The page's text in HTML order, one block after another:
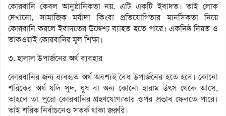
কোরবানি কেবল আনুষ্ঠানিকতা নয়, এটি একটি ইবাদত। তাই লোক
দেখানো, সামাজিক মর্যাদা কিংবা প্রতিযোগিতার মানসিকতা নিয়ে
কোরবানি করলে ইবাদতের উদ্দেশ্য ব্যাহত হতে পারে। একনিষ্ঠ নিয়ত ও
তাকওয়াই কোরবানির মূল শিক্ষা।
৩. হালাল উপার্জনের অর্থ ব্যবহার
কোরবানির জন্য ব্যবহৃত অর্থ অবশ্যই বৈধ উপার্জনের হতে হবে। কোনো
শরিকের অর্থ যদি সুদ, ঘুষ বা অন্য কোনো হারাম উৎস থেকে আসে,
তাহলে তা পুরো কোরবানির গ্রহণযোগ্যতার ওপর প্রভাব ফেলতে পারে।
তাই শরিক নির্বাচনেও সতর্ক থাকা জরুরি।